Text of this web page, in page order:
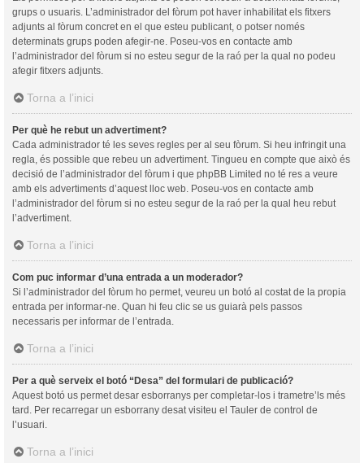
grups o usuaris. L’administrador del fòrum pot haver inhabilitat els fitxers
adjunts al fòrum concret en el que esteu publicant, o potser només
determinats grups poden afegir-ne. Poseu-vos en contacte amb
l’administrador del fòrum si no esteu segur de la raó per la qual no podeu
afegir fitxers adjunts.
Torna a l’inici
Per què he rebut un advertiment?
Cada administrador té les seves regles per al seu fòrum. Si heu infringit una
regla, és possible que rebeu un advertiment. Tingueu en compte que això és
decisió de l’administrador del fòrum i que phpBB Limited no té res a veure
amb els advertiments d’aquest lloc web. Poseu-vos en contacte amb
l’administrador del fòrum si no esteu segur de la raó per la qual heu rebut
l’advertiment.
Torna a l’inici
Com puc informar d’una entrada a un moderador?
Si l’administrador del fòrum ho permet, veureu un botó al costat de la propia
entrada per informar-ne. Quan hi feu clic se us guiarà pels passos
necessaris per informar de l’entrada.
Torna a l’inici
Per a què serveix el botó “Desa” del formulari de publicació?
Aquest botó us permet desar esborranys per completar-los i trametre’ls més
tard. Per recarregar un esborrany desat visiteu el Tauler de control de
l’usuari.
Torna a l’inici